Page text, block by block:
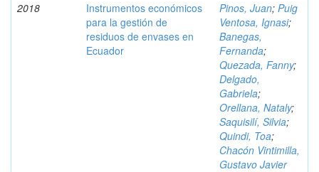
2018
Instrumentos económicos
para la gestión de
residuos de envases en
Ecuador
Pinos, Juan; Puig
Ventosa, Ignasi;
Banegas,
Fernanda;
Quezada, Fanny;
Delgado,
Gabriela;
Orellana, Nataly;
Saquisilí, Silvia;
Quindi, Toa;
Chacón Vintimilla,
Gustavo Javier